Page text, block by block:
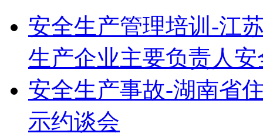
安全生产管理培训-江
生产企业主要负责人
安全生产事故-湖南省
示约谈会